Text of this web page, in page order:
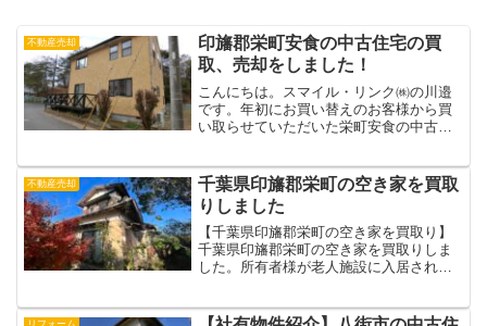
不動産売却
印旛郡栄町安食の中古住宅の買
取、売却をしました！
こんにちは。スマイル・リンク㈱の川邉
です。年初にお買い替えのお客様から買
い取らせていただいた栄町安食の中古一
食の中古住宅を売却する場合はどこにど
のような広告を展開すべき...
不動産売却
千葉県印旛郡栄町の空き家を買取
りしました
【千葉県印旛郡栄町の空き家を買取り】
千葉県印旛郡栄町の空き家を買取りしま
した。所有者様が老人施設に入居されて
た事例です。ご高齢になって要介護の状
リフォーム